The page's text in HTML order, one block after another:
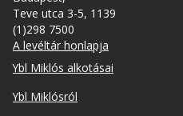
Teve utca 3-5, 1139
(1)298 7500
A levéltár honlapja
Footer
Ybl Miklós alkotásai
Ybl Miklósról